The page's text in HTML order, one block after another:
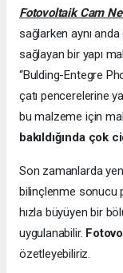
Fotovoltaik Cam
sağlarken aynı
sağlayan bir yapı
“Bulding-Entegre
çatı pencerelerine
bu malzeme için
bakıldığında çok
Son zamanlarda
bilinçlenme sonucu
hızla büyüyen bir
uygulanabilir.
özetleyebiliriz.